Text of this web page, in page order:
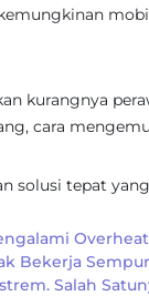
kurangnya
cara
solusi tepat
Bekerja
Salah